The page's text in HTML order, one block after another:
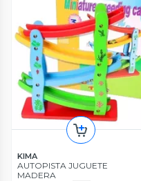
KIMA
AUTOPISTA JUGUETE
MADERA